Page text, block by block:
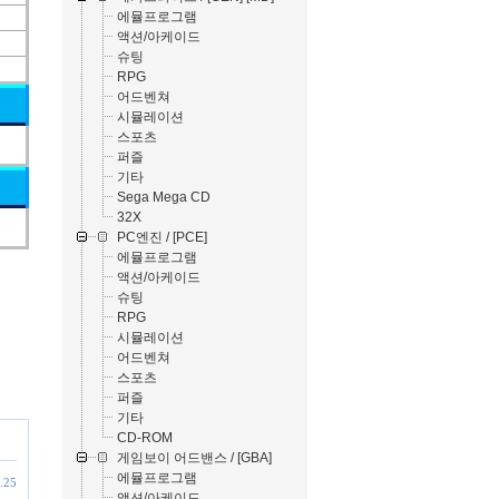
에뮬프로그램
액션/아케이드
슈팅
RPG
어드벤쳐
시뮬레이션
스포츠
퍼즐
기타
Sega Mega CD
32X
PC엔진 / [PCE]
에뮬프로그램
액션/아케이드
슈팅
RPG
시뮬레이션
어드벤쳐
스포츠
퍼즐
기타
CD-ROM
게임보이 어드밴스 / [GBA]
에뮬프로그램